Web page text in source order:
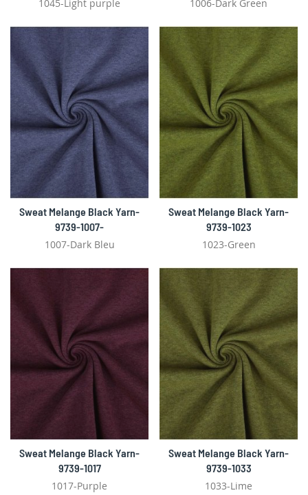
1045-Light purple
1006-Dark Green
Sweat Melange Black Yarn-
9739-1007-
1007-Dark Bleu
Sweat Melange Black Yarn-
9739-1023
1023-Green
Sweat Melange Black Yarn-
9739-1017
1017-Purple
Sweat Melange Black Yarn-
9739-1033
1033-Lime